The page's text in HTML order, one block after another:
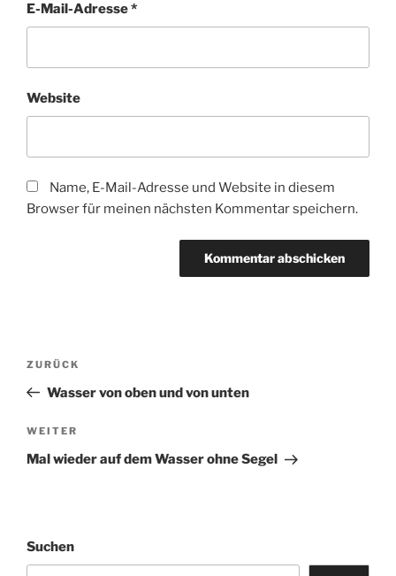
E-Mail-Adresse*
Website
Name, E-Mail-Adresse und Website in diesem
Browser für meinen nächsten Kommentar speichern.
Beitragsnavigation
Vorheriger
Beitrag
ZURÜCK
Wasser von oben und von unten
Nächster
Beitrag
WEITER
Mal wieder auf dem Wasser ohne Segel
Suchen